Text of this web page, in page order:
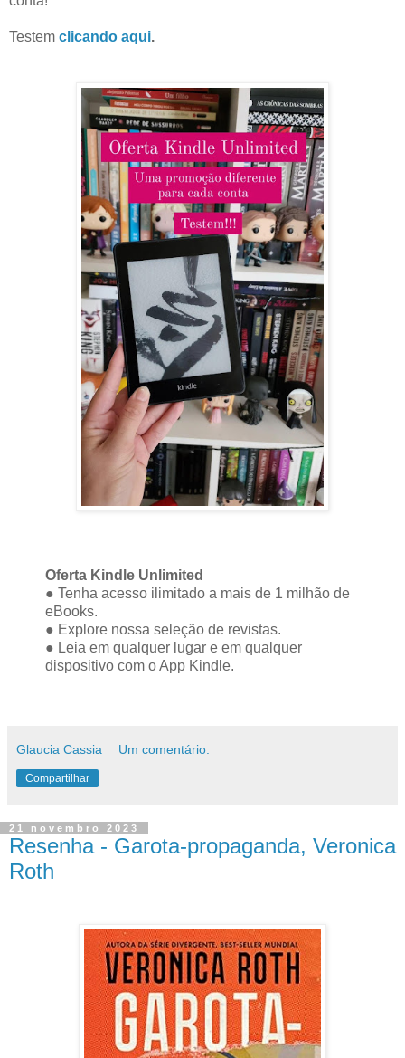
Testem clicando aqui.
Oferta Kindle Unlimited
● Tenha acesso ilimitado a mais de 1 milhão de
eBooks.
● Explore nossa seleção de revistas.
● Leia em qualquer lugar e em qualquer
dispositivo com o App Kindle.
Glaucia Cassia Um comentário:
Compartilhar
21 novembro 2023
Resenha - Garota-propaganda, Veronica
Roth